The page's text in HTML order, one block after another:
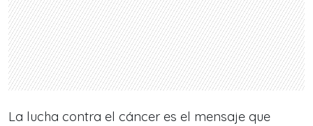
La lucha contra el cáncer es el mensaje que